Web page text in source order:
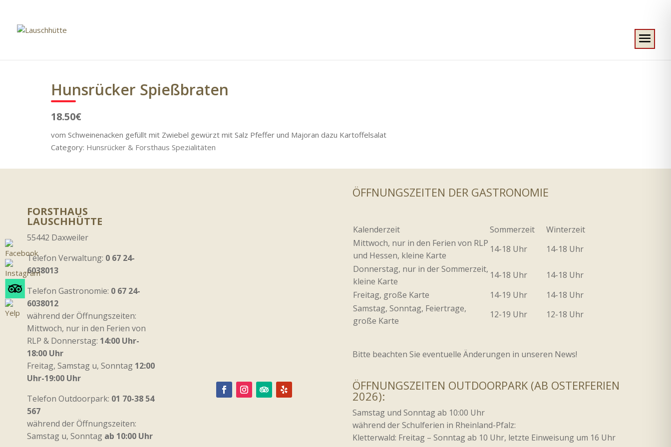
Hunsrücker Spießbraten
18.50€
vom Schweinenacken gefüllt mit Zwiebel gewürzt mit Salz Pfeffer und Majoran dazu Kartoffelsalat
Category: Hunsrücker & Forsthaus Spezialitäten
FORSTHAUS
LAUSCHHÜTTE
55442 Daxweiler
Telefon Verwaltung: 0 67 24-
6038013
Telefon Gastronomie: 0 67 24-
6038012
während der Öffnungszeiten:
Mittwoch, nur in den Ferien von
RLP & Donnerstag: 14:00 Uhr-
18:00 Uhr
Freitag, Samstag u, Sonntag 12:00
Uhr-19:00 Uhr
Telefon Outdoorpark: 01 70-38 54
567
während der Öffnungszeiten:
Samstag u, Sonntagab 10:00 Uhr
ÖFFNUNGSZEITEN DER GASTRONOMIE
Kalenderzeit Sommerzeit
Winterzeit
Mittwoch, nur in den Ferien von RLP
und Hessen, kleine Karte
14-18 Uhr
14-18 Uhr
Donnerstag, nur in der Sommerzeit,
kleine Karte
14-18 Uhr
14-18 Uhr
Freitag, große Karte
14-19 Uhr
14-18 Uhr
Samstag, Sonntag, Feiertrage,
große Karte
12-19 Uhr 12-18 Uhr
Bitte beachten Sie eventuelle Änderungen in unseren News!
ÖFFNUNGSZEITEN OUTDOORPARK (AB OSTERFERIEN
2026):
Samstag und Sonntag ab 10:00 Uhr
während der Schulferien in Rheinland-Pfalz:
Kletterwald: Freitag – Sonntag ab 10 Uhr, letzte Einweisung um 16 Uhr